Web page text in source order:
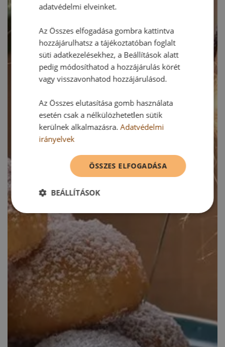
adatvédelmi elveinket.
Az Összes elfogadása gombra kattintva
hozzájárulhatsz a tájékoztatóban foglalt
süti adatkezelésekhez, a Beállítások alatt
pedig módosíthatod a hozzájárulás körét
vagy visszavonhatod hozzájárulásod.
Az Összes elutasítása gomb használata
esetén csak a nélkülözhetetlen sütik
kerülnek alkalmazásra.Adatvédelmi
irányelvek
ÖSSZES ELFOGADÁSA
BEÁLLÍTÁSOK